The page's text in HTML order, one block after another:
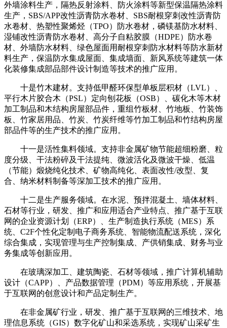
外墙涂料生产，隔热反射涂料、防火涂料等新型保温隔热涂料
生产，SBS/APP改性沥青防水卷材、SBS耐根穿刺改性沥青防
水卷材、热塑性聚烯烃（TPO）防水卷材，磷镁基防水材料、
湿铺改性沥青防水卷材、高分子自粘胶膜（HDPE）防水卷
材、外墙防水材料、绿色屋面用耐根穿刺防水材料等防水新材
料生产，保温防水集成屋面、集成墙面、新风系统等建筑一体
化装修集成部品部件设计制造等技术的推广应用。
十是竹木建材。支持低甲醛环保型单板层积材（LVL）、
平行木片胶合木（PSL）定向刨花板（OSB）、碳化木等木材
加工制品和木结构房屋部品件，重组竹板材、竹地板、竹装饰
板、竹家居用品、竹炭、竹炭纤维等竹加工制品和竹结构房屋
部品件等的生产技术的推广应用。
十一是活性集料领域。支持非金属矿物节能超细粉磨、粒
度分级、干法粉碎及干法提纯、微波活化及微波干燥、低温
（节能）煅烧纯化技术、矿物高纯化、表面改性/改型、复
合、纳米材料制备等深加工技术的推广应用。
十二是生产服务领域。在水泥、预拌混凝土、墙体材料、
石材等行业，研发、推广和应用适合产业特点、推广基于互联
网的企业资源计划（ERP）、生产制造执行系统（MES）系
统、C2F个性化定制电子商务系统、智能物流配送系统，深化
综合集成，实现管理与生产控制集成、产供销集成、财务与业
务集成等创新应用。
在玻璃深加工、建筑陶瓷、石材等领域，推广计算机辅助
设计（CAPP）、产品数据管理（PDM）等应用系统，开展基
于互联网的创意设计和产品定制生产。
在非金属矿行业，研发、推广基于互联网的三维技术、地
理信息系统（GIS）数字化矿山和采选系统，实现矿山采矿生